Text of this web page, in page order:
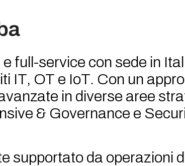
full-service con sede in
IT, OT e IoT. Con un
in diverse aree
& Governance e
supportato da operazioni